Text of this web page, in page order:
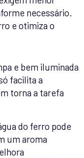
necessário.
e otimiza o
e bem iluminada
facilita a
torna a tarefa
do ferro pode
um aroma